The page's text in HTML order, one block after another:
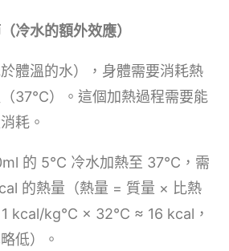
冷水的額外效應）
體溫的水），身體需要消耗熱
37°C）。這個加熱過程需要能
耗。
的 5°C 冷水加熱至 37°C，需
的熱量（熱量 = 質量 × 比熱
kcal/kg°C × 32°C ≈ 16 kcal，
低）。